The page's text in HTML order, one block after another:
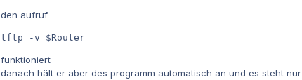
den aufruf
tftp -v $Router
funktioniert
danach hält er aber des programm automatisch an und es steht nur